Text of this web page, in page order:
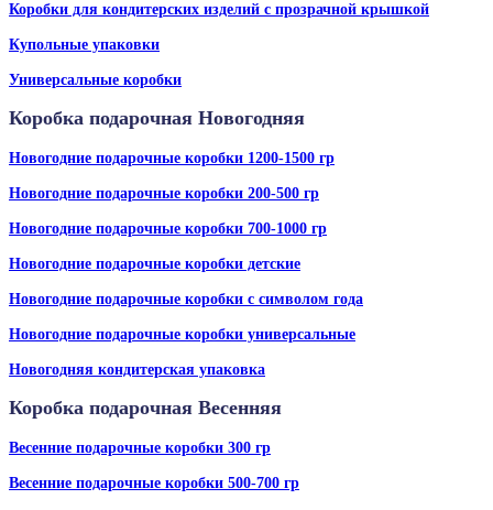
Коробки для кондитерских изделий с прозрачной крышкой
Купольные упаковки
Универсальные коробки
Коробка подарочная Новогодняя
Новогодние подарочные коробки 1200-1500 гр
Новогодние подарочные коробки 200-500 гр
Новогодние подарочные коробки 700-1000 гр
Новогодние подарочные коробки детские
Новогодние подарочные коробки с символом года
Новогодние подарочные коробки универсальные
Новогодняя кондитерская упаковка
Коробка подарочная Весенняя
Весенние подарочные коробки 300 гр
Весенние подарочные коробки 500-700 гр